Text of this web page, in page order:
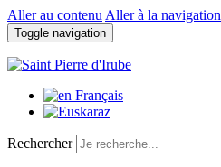
Aller au contenu Aller à la navigation
Toggle navigation
Rechercher